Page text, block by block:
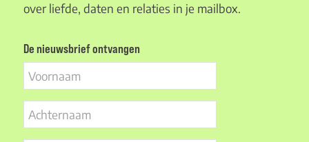
over liefde, daten en relaties in je mailbox.
De nieuwsbrief ontvangen
Voornaam
Achternaam